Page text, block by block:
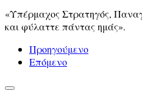
«Υπέρμαχος Στρατηγός,
και φύλαττε πάντας ημάς».
Προηγούμενο
Επόμενο